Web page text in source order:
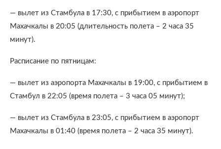
— вылет из Стамбула в 17:30, с прибытием в аэропорт
Махачкалы в 20:05 (длительность полета – 2 часа 35
минут).
Расписание по пятницам:
— вылет из аэропорта Махачкалы в 19:00, с прибытием в
Стамбул в 22:05 (время полета – 3 часа 05 минут);
— вылет из Стамбула в 23:05, с прибытием в аэропорт
Махачкалы в 01:40 (время полета – 2 часа 35 минут).